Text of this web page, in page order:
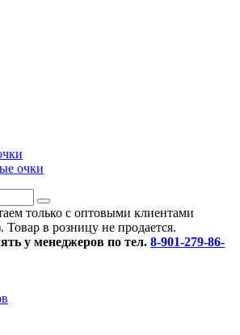
очки
только с оптовыми клиентами
в розницу не продается.
у менеджеров по тел. 8-901-279-86-